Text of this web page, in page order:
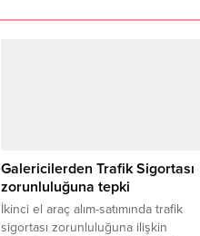
Galericilerden Trafik Sigortası
zorunluluğuna tepki
İkinci el araç alım-satımında trafik
sigortası zorunluluğuna ilişkin